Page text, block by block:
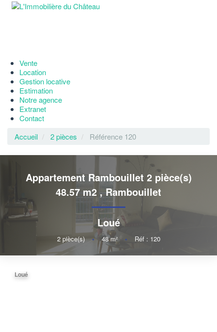
Vente
Location
Gestion locative
Estimation
Notre agence
Extranet
Contact
Accueil
2 pièces Référence 120
Appartement Rambouillet 2 pièce(s)
48.57 m2, Rambouillet
Loué
2pièce(s) • 48m² • Réf : 120
Loué